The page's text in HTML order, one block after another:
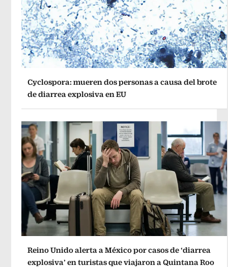
Cyclospora: mueren dos personas a causa del brote
de diarrea explosiva en EU
Reino Unido alerta a México por casos de ‘diarrea
explosiva’ en turistas que viajaron a Quintana Roo